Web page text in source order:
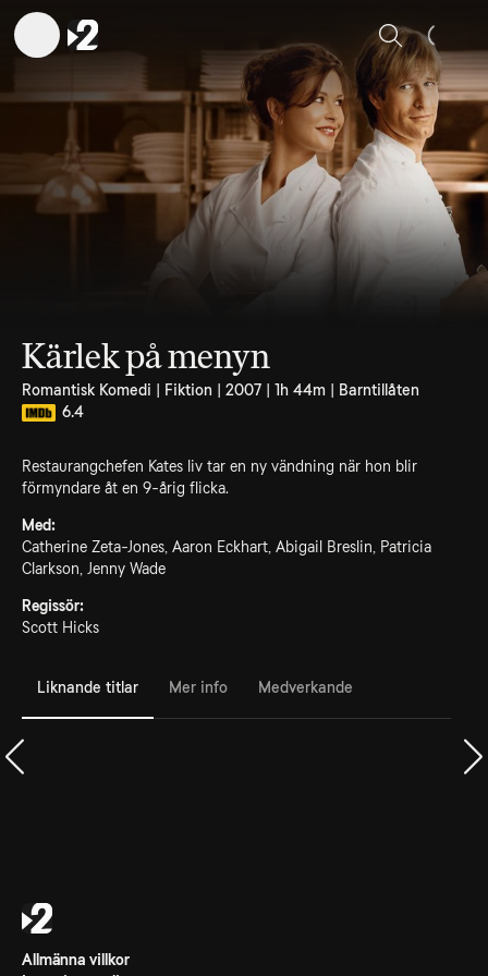
Sök
Kärlek på menyn
Romantisk Komedi | Fiktion | 2007 | 1h 44m | Barntillåten
6.4
Restaurangchefen Kates liv tar en ny vändning när hon blir
förmyndare åt en 9-årig flicka.
Med:
Catherine Zeta-Jones, Aaron Eckhart, Abigail Breslin, Patricia
Clarkson, Jenny Wade
Regissör:
Scott Hicks
Liknande titlar Mer info Medverkande
Allmänna villkor